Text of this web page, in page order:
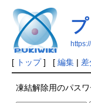
[ トップ] [ 編集| 差
凍結解除用のパスワ